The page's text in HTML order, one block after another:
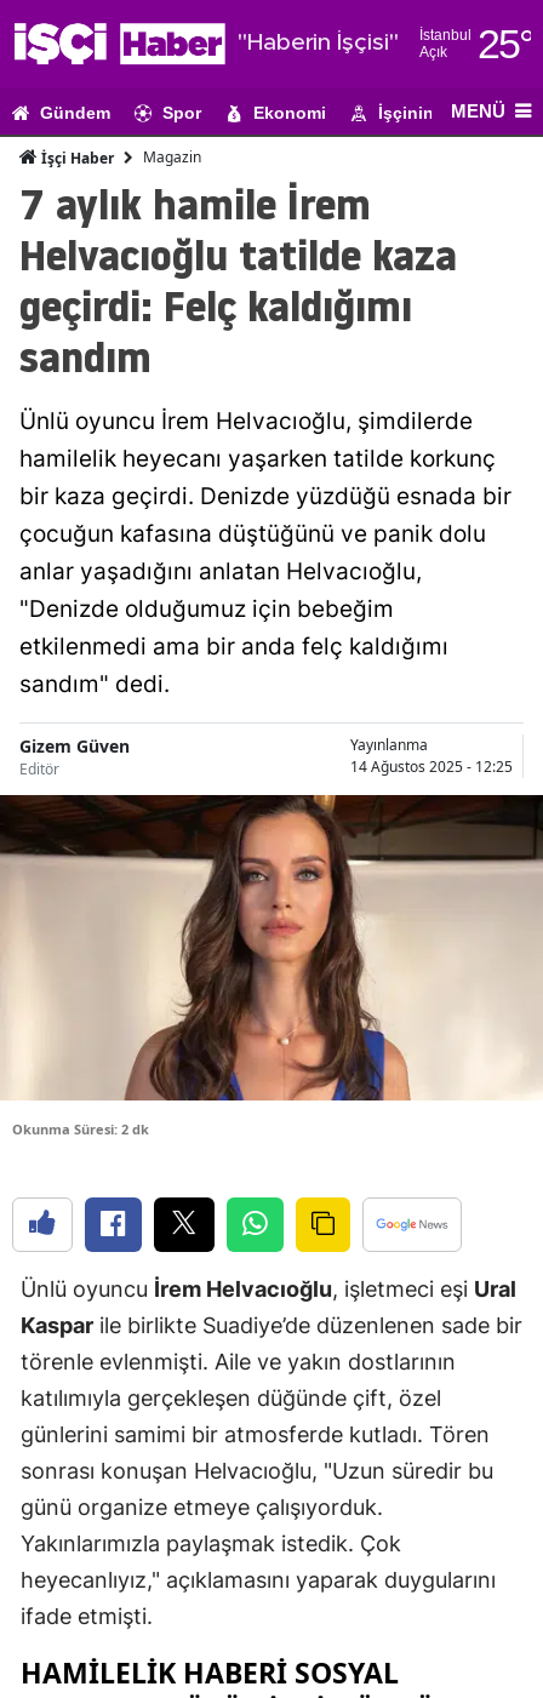
"Haberin İşçisi"
İstanbul
Açık
25°
Adıyaman
Amasya
Artvin
Aydın
Balıkesir
Bolu
Burdur
Bursa
Çanakkale
Eskişehir
Gaziantep
Gümüşhane
Gündem Spor Ekonomi İşçinin Gündemi
MENÜ
İşçi Haber Magazin
7 aylık hamile İrem
Helvacıoğlu tatilde kaza
geçirdi: Felç kaldığımı
sandım
Ünlü oyuncu İrem Helvacıoğlu, şimdilerde
hamilelik heyecanı yaşarken tatilde korkunç
bir kaza geçirdi. Denizde yüzdüğü esnada bir
çocuğun kafasına düştüğünü ve panik dolu
anlar yaşadığını anlatan Helvacıoğlu,
"Denizde olduğumuz için bebeğim
etkilenmedi ama bir anda felç kaldığımı
sandım" dedi.
Gizem Güven
Editör
Yayınlanma
14 Ağustos 2025 - 12:25
Okunma Süresi: 2 dk
Ünlü oyuncu İrem Helvacıoğlu, işletmeci eşi Ural
Kaspar ile birlikte Suadiye’de düzenlenen sade bir
törenle evlenmişti. Aile ve yakın dostlarının
katılımıyla gerçekleşen düğünde çift, özel
günlerini samimi bir atmosferde kutladı. Tören
sonrası konuşan Helvacıoğlu, "Uzun süredir bu
günü organize etmeye çalışıyorduk.
Yakınlarımızla paylaşmak istedik. Çok
heyecanlıyız," açıklamasını yaparak duygularını
ifade etmişti.
HAMILELIK HABERI SOSYAL